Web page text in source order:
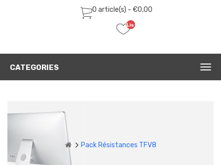
0 article(s) - €0,00
Liste
(0)
CATEGORIES
Pack Résistances TFV8